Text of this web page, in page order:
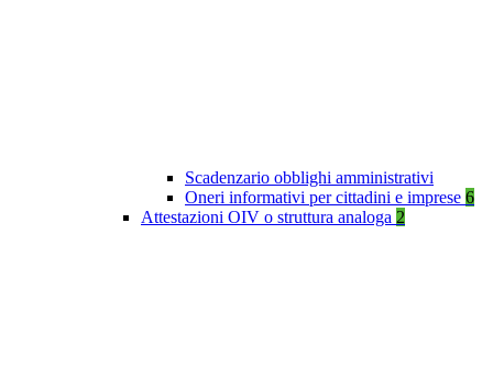
Scadenzario obblighi amministrativi
Oneri informativi per cittadini e imprese 6
Attestazioni OIV o struttura analoga 2